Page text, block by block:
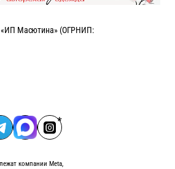
«ИП Масютина» (ОГРНИП:
компании Meta,